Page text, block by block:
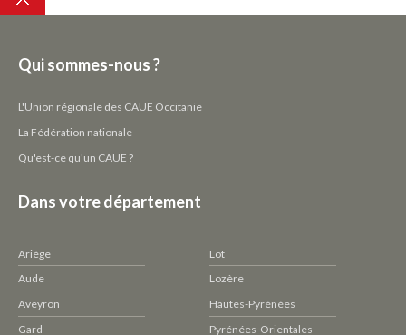
Qui sommes-nous ?
L'Union régionale des CAUE Occitanie
La Fédération nationale
Qu'est-ce qu'un CAUE ?
Dans votre département
Ariège
Aude
Aveyron
Gard
Lot
Lozère
Hautes-Pyrénées
Pyrénées-Orientales